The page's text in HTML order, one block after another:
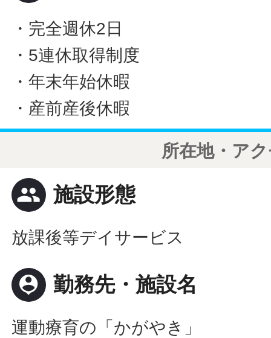
・完全週休2日
・5連休取得制度
・年末年始休暇
・産前産後休暇
所在地・ア
people 施設形態
放課後等デイサービス
person_pin 勤務先・施設名
運動療育の「かがやき」